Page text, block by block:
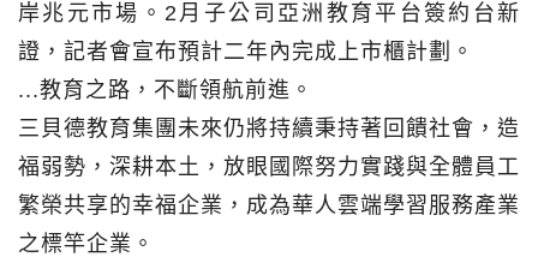
岸兆元市場。2月子公司亞洲教育平台簽約台新
證，記者會宣布預計二年內完成上市櫃計劃。
...教育之路，不斷領航前進。
三貝德教育集團未來仍將持續秉持著回饋社會，造
福弱勢，深耕本土，放眼國際努力實踐與全體員工
繁榮共享的幸福企業，成為華人雲端學習服務產業
之標竿企業。